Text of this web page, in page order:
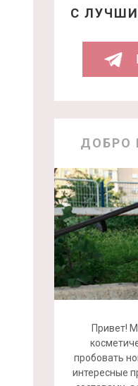
С
ДОБРО
Привет!
пробовать
интересные